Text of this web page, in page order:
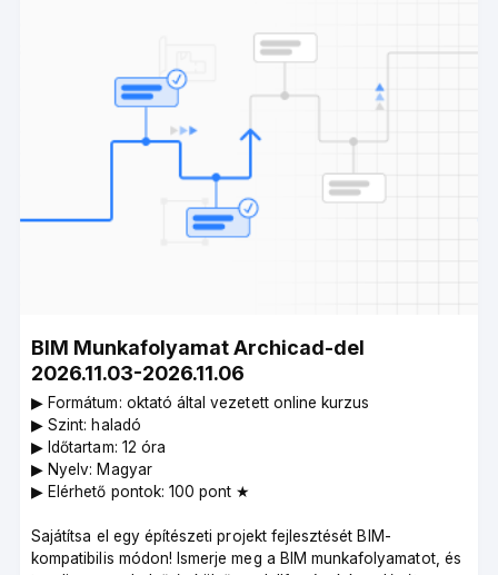
BIM Munkafolyamat Archicad-del
2026.11.03-2026.11.06
▶︎ Formátum: oktató által vezetett online kurzus
▶︎ Szint: haladó
▶︎ Időtartam: 12 óra
▶︎ Nyelv: Magyar
▶︎ Elérhető pontok: 100 pont ★
Sajátítsa el egy építészeti projekt fejlesztését BIM-
kompatibilis módon! Ismerje meg a BIM munkafolyamatot, és